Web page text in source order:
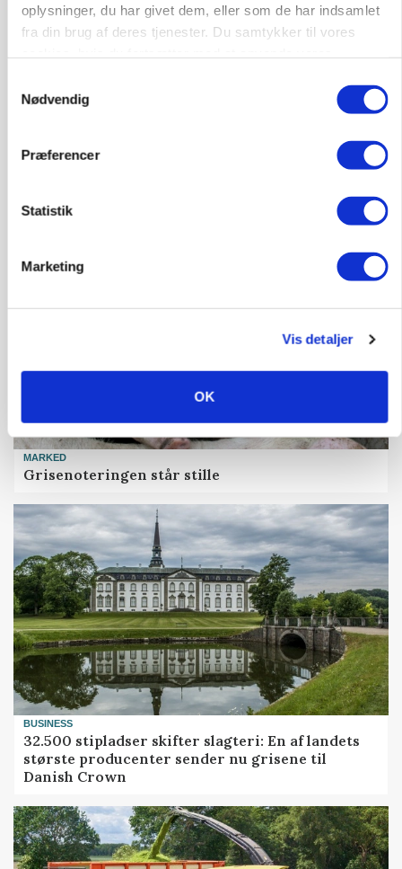
oplysninger, du har givet dem, eller som de har indsamlet
fra din brug af deres tjenester. Du samtykker til vores
Nødvendig
Præferencer
Statistik
Marketing
Vis detaljer
OK
MASKINER
MARKED
Grisenoteringen står stille
BUSINESS
32.500 stipladser skifter slagteri: En af landets
største producenter sender nu grisene til
Danish Crown